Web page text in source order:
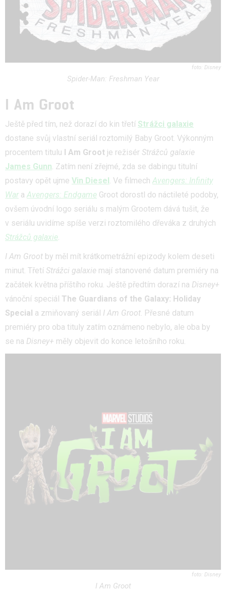
Disney
Spider-Man: Freshman Year
I Am Groot
Ještě před tím, než dorazí do kin třetí Strážci galaxie
dostane svůj vlastní seriál roztomilý Baby Groot. Výkonným
procentem titulu I Am Groot je režisér Strážců galaxie
James Gunn . Zatím není zřejmé, zda se dabingu titulní
postavy opět ujme Vin Diesel . Ve filmech Avengers: Infinity
Wara Avengers: Endgame Groot dorostl do náctileté podoby,
ovšem úvodní logo seriálu s malým Grootem dává tušit, že
v seriálu uvidíme spíše verzi roztomilého dřeváka z druhých
Strážců galaxie
I Am Groot by měl mít krátkometrážní epizody kolem deseti
minut. Třetí Strážci galaxie mají stanovené datum premiéry na
začátek května příštího roku. Ještě předtím dorazí na Disney+
vánoční speciál The Guardians of the Galaxy: Holiday
Special a zmiňovaný seriál I Am Groot . Přesné datum
premiéry pro oba tituly zatím oznámeno nebylo, ale oba by
se na Disney+ měly objevit do konce letošního roku.
Disney
I Am Groot